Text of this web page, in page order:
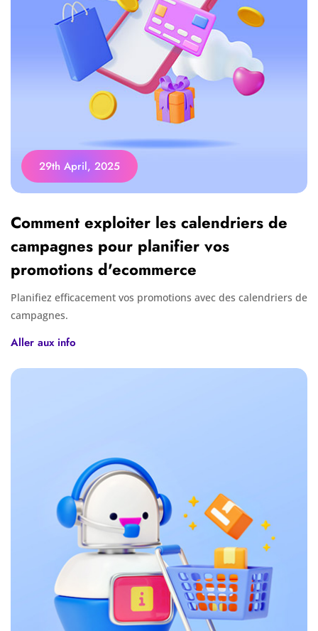
29th April, 2025
Comment exploiter les calendriers de
campagnes pour planifier vos
promotions d'ecommerce
Planifiez efficacement vos promotions avec des calendriers de
campagnes.
Aller aux info